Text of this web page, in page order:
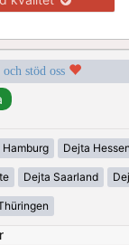
stöd oss
Hamburg Dejta Hessen
Dejta Saarland